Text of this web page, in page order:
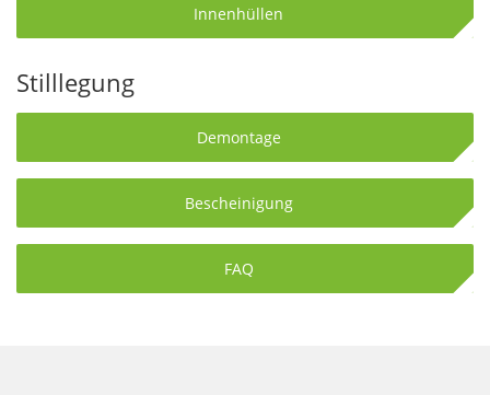
Innenhüllen
Stilllegung
Demontage
Bescheinigung
FAQ